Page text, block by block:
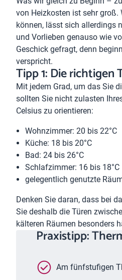
von Heizkosten ist sehr
können, lässt sich allerdings
und Vorlieben genauso wie
Geschick gefragt, denn
verspricht.
Tipp 1: Die richtigen
Mit jedem Grad, um das Sie
sollten Sie nicht zulasten
Celsius zu orientieren:
Wohnzimmer: 20 bis 22°C
Küche: 18 bis 20°C
Bad: 24 bis 26°C
Schlafzimmer: 16 bis 18°C
gelegentlich genutzte
Denken Sie daran, dass bei
Sie deshalb die Türen
kälteren Räumen besonders
Praxistipp:
Am fünfstufigen